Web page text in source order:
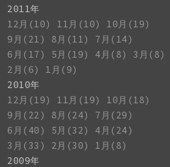
2011年
12月(10)
11月(10)
10月(19)
9月(21)
8月(11)
7月(14)
6月(17)
5月(19) 4月(8)
3月(8)
2月(6)
1月(9)
2010年
12月(19)
11月(19)
10月(18)
9月(22)
8月(24)
7月(29)
6月(40)
5月(32)
4月(24)
3月(33)
2月(30)
1月(8)
2009年